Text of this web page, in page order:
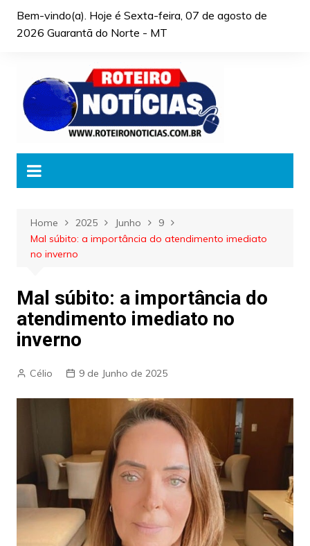
Bem-vindo(a). Hoje é Sexta-feira, 07 de agosto de
2026 Guarantã do Norte - MT
Home 2025 Junho
9
Mal súbito: a importância do atendimento imediato
no inverno
Mal súbito: a importância do
atendimento imediato no
inverno
Célio 9 de Junho de 2025